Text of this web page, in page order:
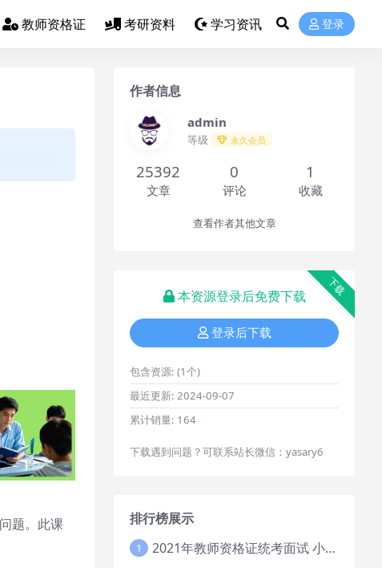
教师资格证 考研资料 学习资讯 登录
题。此课
作者信息
admin
等级 永久会员
25392
文章
0
评论
1
收藏
查看作者其他文章
下载
本资源登录后免费下载
登录后下载
包含资源: (1个)
最近更新: 2024-09-07
累计销量: 164
下载遇到问题？可联系站长微信：yasary6
排行榜展示
1 2021年教师资格证统考面试 小学教资资料试讲+答辩